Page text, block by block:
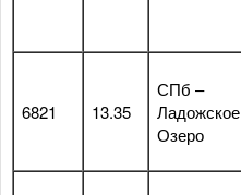
6821 13.35
СПб –
Ладожское
Озеро